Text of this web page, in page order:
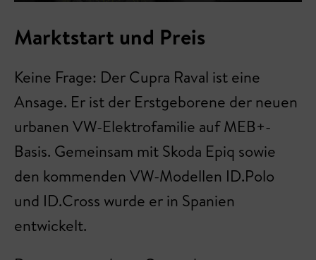
Marktstart und Preis
Keine Frage: Der Cupra Raval ist eine
Ansage. Er ist der Erstgeborene der neuen
urbanen VW-Elektrofamilie auf MEB+-
Basis. Gemeinsam mit Skoda Epiq sowie
den kommenden VW-Modellen ID.Polo
und ID.Cross wurde er in Spanien
entwickelt.